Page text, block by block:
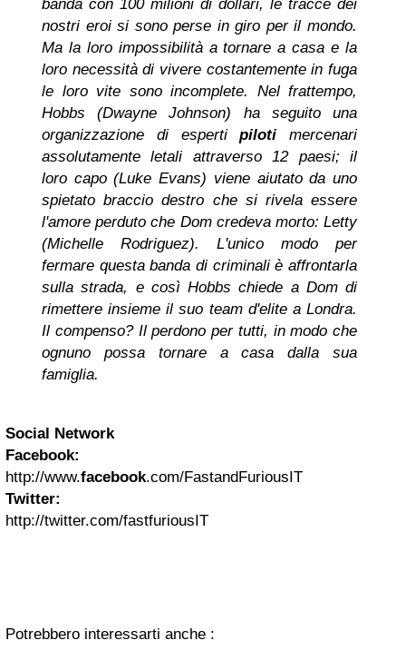
banda con 100 milioni di dollari, le tracce dei
nostri eroi si sono perse in giro per il mondo.
Ma la loro impossibilità a tornare a casa e la
loro necessità di vivere costantemente in fuga
le loro vite sono incomplete. Nel frattempo,
Hobbs (Dwayne Johnson) ha seguito una
organizzazione di espertipiloti mercenari
assolutamente letali attraverso 12 paesi; il
loro capo (Luke Evans) viene aiutato da uno
spietato braccio destro che si rivela essere
l'amore perduto che Dom credeva morto: Letty
(Michelle Rodriguez). L'unico modo per
fermare questa banda di criminali è affrontarla
sulla strada, e così Hobbs chiede a Dom di
rimettere insieme il suo team d'elite a Londra.
Il compenso? Il perdono per tutti, in modo che
ognuno possa tornare a casa dalla sua
famiglia.
Social Network
Facebook:
http://www.facebook.com/FastandFuriousIT
Twitter:
http://twitter.com/fastfuriousIT
Potrebbero interessarti anche :